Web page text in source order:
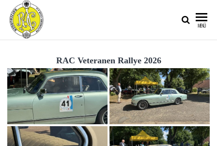
AUTOMOBIL-
CLUB IM
ADAC E.V.
MENÜ
RAC Veteranen Rallye 2026